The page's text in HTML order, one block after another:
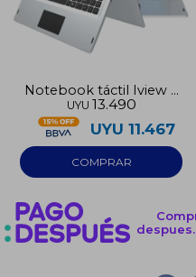
Notebook táctil Iview 2
en 1 128GB 8GB RAM
UYU 13.490
UYU 11.467